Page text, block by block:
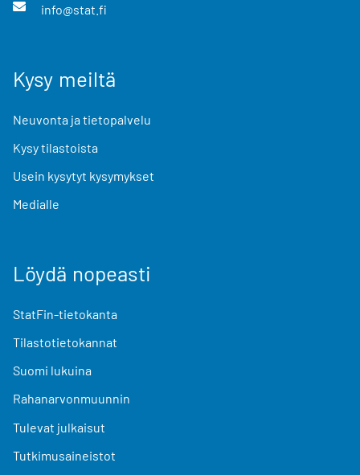
info@stat.fi
Kysy meiltä
Neuvonta ja tietopalvelu
Kysy tilastoista
Usein kysytyt kysymykset
Medialle
Löydä nopeasti
StatFin-tietokanta
Tilastotietokannat
Suomi lukuina
Rahanarvonmuunnin
Tulevat julkaisut
Tutkimusaineistot